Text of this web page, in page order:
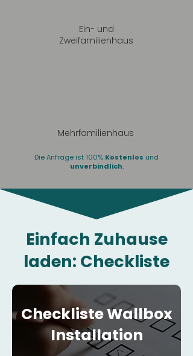
Ein- und
Zweifamilienhaus
Mehrfamilienhaus
Die Anfrage ist 100% Kostenlos und
unverbindlich.
Einfach Zuhause
laden: Checkliste
Checkliste Wallbox
Installation